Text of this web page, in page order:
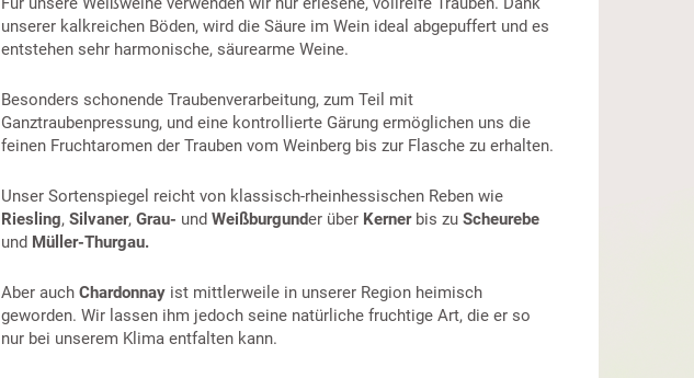
unserer kalkreichen Böden, wird die Säure im Wein ideal abgepuffert und es
entstehen sehr harmonische, säurearme Weine.
Besonders schonende Traubenverarbeitung, zum Teil mit
Ganztraubenpressung, und eine kontrollierte Gärung ermöglichen uns die
feinen Fruchtaromen der Trauben vom Weinberg bis zur Flasche zu erhalten.
Unser Sortenspiegel reicht von klassisch-rheinhessischen Reben wie
Riesling, Silvaner, Grau- und Weißburgunder über Kernerbis zu Scheurebe
und Müller-Thurgau.
Aber auch Chardonnay ist mittlerweile in unserer Region heimisch
geworden. Wir lassen ihm jedoch seine natürliche fruchtige Art, die er so
nur bei unserem Klima entfalten kann.